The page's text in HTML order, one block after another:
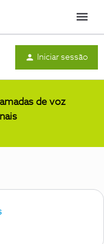
Menu
Iniciar sessão
de voz